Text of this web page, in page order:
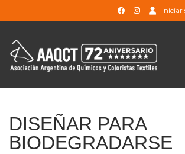
Iniciar
DISEÑAR PARA
BIODEGRADARSE